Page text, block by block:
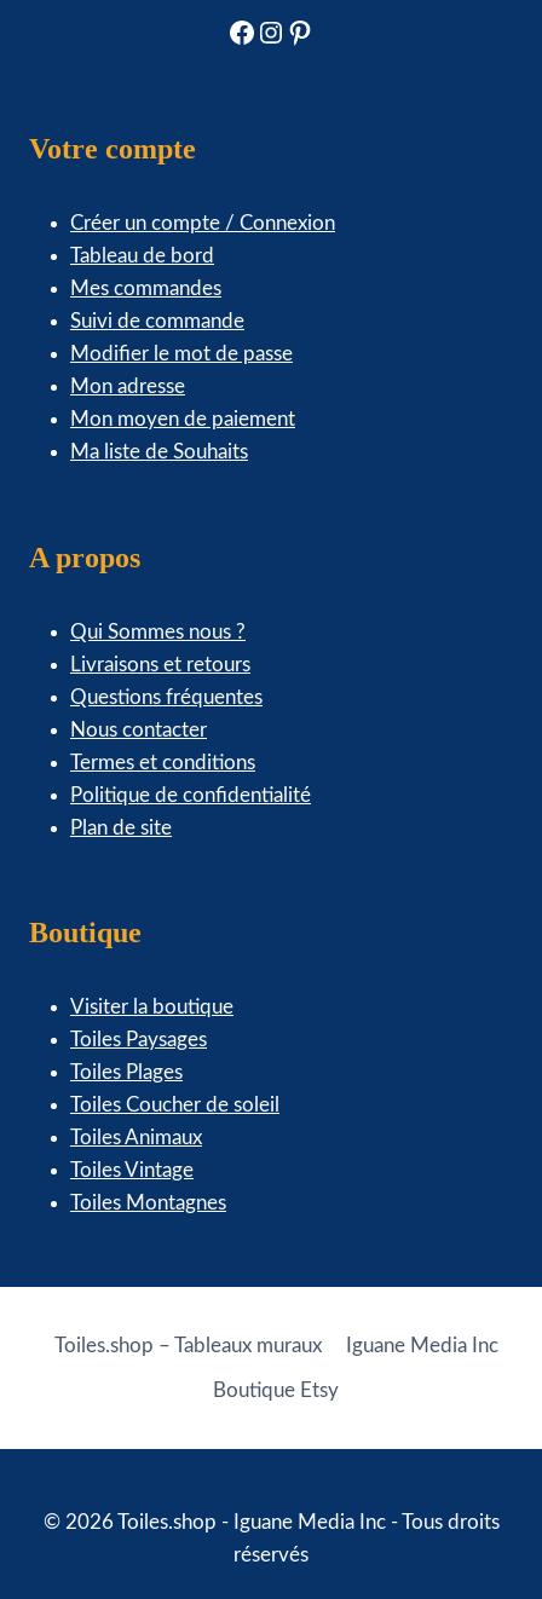
du
produit
Facebook
Instagram
Pinterest
Votre compte
Créer un compte / Connexion
Tableau de bord
Mes commandes
Suivi de commande
Modifier le mot de passe
Mon adresse
Mon moyen de paiement
Ma liste de Souhaits
A propos
Qui Sommes nous ?
Livraisons et retours
Questions fréquentes
Nous contacter
Termes et conditions
Politique de confidentialité
Plan de site
Boutique
Visiter la boutique
Toiles Paysages
Toiles Plages
Toiles Coucher de soleil
Toiles Animaux
Toiles Vintage
Toiles Montagnes
Toiles.shop – Tableaux muraux Iguane Media Inc
Boutique Etsy
© 2026 Toiles.shop - Iguane Media Inc - Tous droits
réservés